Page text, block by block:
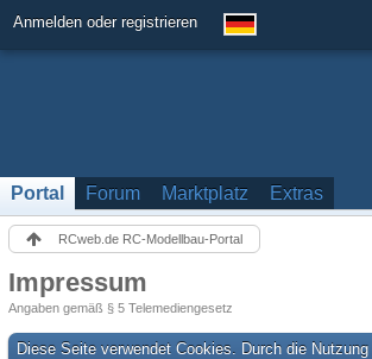
Anmelden oder registrieren
Portal Forum Marktplatz Extras
RCweb.de RC-Modellbau-Portal
Impressum
Angaben gemäß § 5 Telemediengesetz
Diese Seite verwendet Cookies. Durch die